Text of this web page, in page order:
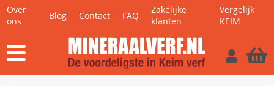
Over
ons
Blog Contact FAQ
Zakelijke
klanten
Vergelijk
KEIM